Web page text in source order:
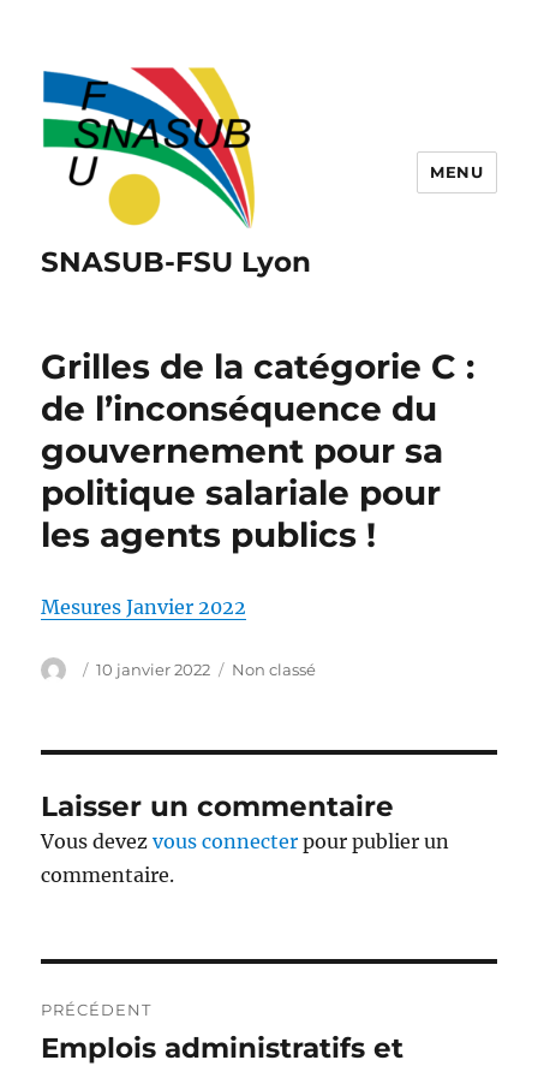
SNASUB-FSU Lyon
MENU
Grilles de la catégorie C :
de l’inconséquence du
gouvernement pour sa
politique salariale pour
les agents publics !
Mesures Janvier 2022
Auteur
Publié
10 janvier 2022 Catégories
Non classé
Laisser un commentaire
Vous devezvous connecter pour publier un
commentaire.
de
PRÉCÉDENT
Publication
Emplois administratifs et